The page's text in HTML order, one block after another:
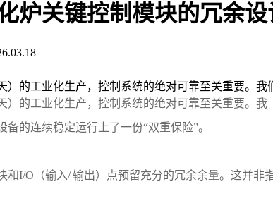
炉关键控制模块的冗余设
）的工业化生产，控制系统的绝对可靠至关重要。
）的工业化生产，控制系统的绝对可靠至关重要。我
备的连续稳定运行上了一份“双重保险”。
和I/O （输入/输出）点预留充分的冗余余量。这并非